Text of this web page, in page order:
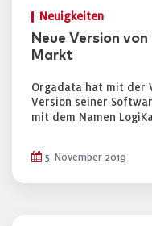
Neuigkeiten
Neue Version
Markt
Orgadata hat mit der
Version seiner
mit dem Namen
5. November 2019